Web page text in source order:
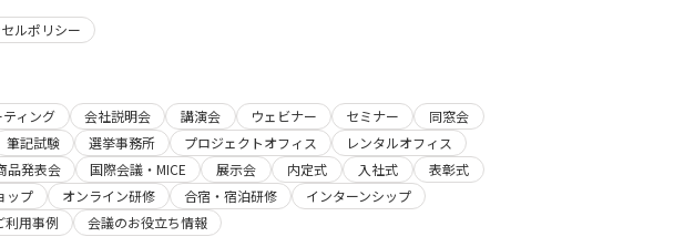
ルポリシー
ィング 会社説明会 講演会 ウェビナー セミナー
同窓会
筆記試験 選挙事務所 プロジェクトオフィス
レンタルオフィス
品発表会 国際会議・MICE 展示会 内定式 入社式
表彰式
ップ オンライン研修 合宿・宿泊研修
インターンシップ
利用事例 会議のお役立ち情報